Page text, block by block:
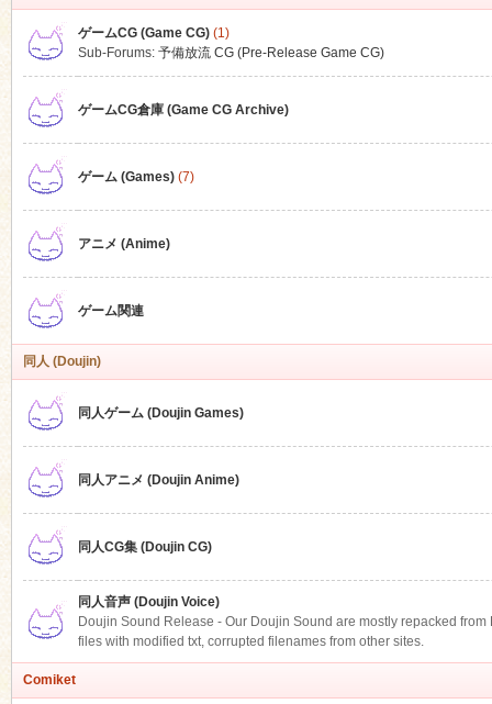
ゲームCG (Game CG)(1)
Sub-Forums: 予備放流 CG (Pre-Release Game CG)
ゲームCG倉庫 (Game CG Archive)
ゲーム (Games)(7)
アニメ (Anime)
ゲーム関連
同人 (Doujin)
同人ゲーム (Doujin Games)
同人アニメ (Doujin Anime)
同人CG集 (Doujin CG)
同人音声 (Doujin Voice)
Doujin Sound Release - Our Doujin Sound are mostly repacked
files with modified txt, corrupted filenames from other sites.
Comiket